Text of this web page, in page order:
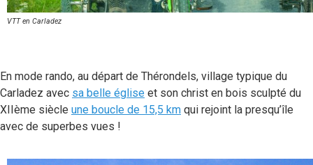
VTT en Carladez
En mode rando, au départ de Thérondels, village typique du
Carladez avec sa belle église et son christ en bois sculpté du
XIIème siècle une boucle de 15,5 km qui rejoint la presqu’île
avec de superbes vues !